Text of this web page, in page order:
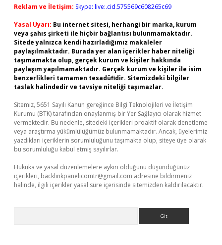
Reklam ve İletişim: Skype: live:.cid.575569c608265c69
Yasal Uyarı: Bu internet sitesi, herhangi bir marka, kurum
veya şahıs şirketi ile hiçbir bağlantısı bulunmamaktadır.
Sitede yalnızca kendi hazırladığımız makaleler
paylaşılmaktadır. Burada yer alan içerikler haber niteliği
taşımamakta olup, gerçek kurum ve kişiler hakkında
paylaşım yapılmamaktadır. Gerçek kurum ve kişiler ile isim
benzerlikleri tamamen tesadüfidir. Sitemizdeki bilgiler
taslak halindedir ve tavsiye niteliği taşımazlar.
Sitemiz, 5651 Sayılı Kanun gereğince Bilgi Teknolojileri ve İletişim
Kurumu (BTK) tarafından onaylanmış bir Yer Sağlayıcı olarak hizmet
vermektedir. Bu nedenle, sitedeki içerikleri proaktif olarak denetleme
veya araştırma yükümlülüğümüz bulunmamaktadır. Ancak, üyelerimiz
yazdıkları içeriklerin sorumluluğunu taşımakta olup, siteye üye olarak
bu sorumluluğu kabul etmiş sayılırlar.
Hukuka ve yasal düzenlemelere aykırı olduğunu düşündüğünüz
içerikleri, backlinkpanelicomtr@gmail.com adresine bildirmeniz
halinde, ilgili içerikler yasal süre içerisinde sitemizden kaldırılacaktır.